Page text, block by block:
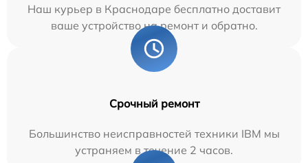
Наш курьер в Краснодаре бесплатно доставит
ваше устройство на ремонт и обратно.
Срочный ремонт
Большинство неисправностей техники IBM мы
устраняем в течение 2 часов.